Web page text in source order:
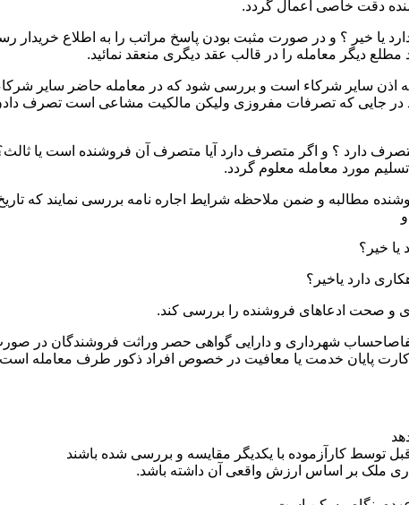
یا خیر ؟ و در صورت مثبت بودن پاسخ مراتب را به اطلاع خریدار
دیگر معامله را در قالب عقد دیگری منعقد نمائید.
اذن سایر شرکاء است و بررسی شود که در معامله حاضر سایر
در جایی که تصرفات مفروزی ولیکن مالکیت مشاعی است تصرف
دارد ؟ و اگر متصرف دارد آیا متصرف آن فروشنده است یا ثالث؟
مورد معامله معلوم گردد.
مطالبه و ضمن ملاحظه شرایط اجاره نامه بررسی نمایند که
و مفاصاحساب شهرداری و دارایی گواهی حصر وراثت فروشندگان در
پایان خدمت یا معافیت در خصوص افراد ذکور طرف معامله
توسط کارآزموده با یکدیگر مقایسه و بررسی شده باشند
ملک بر اساس ارزش واقعی آن داشته باشد.